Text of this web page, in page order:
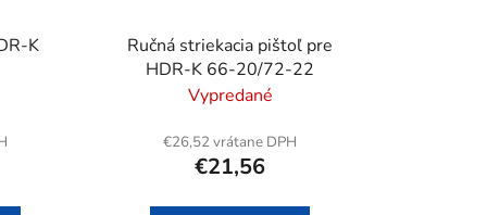
K
Ručná striekacia pištoľ pre
HDR-K 66-20/72-22
Vypredané
€26,52 vrátane DPH
€21,56